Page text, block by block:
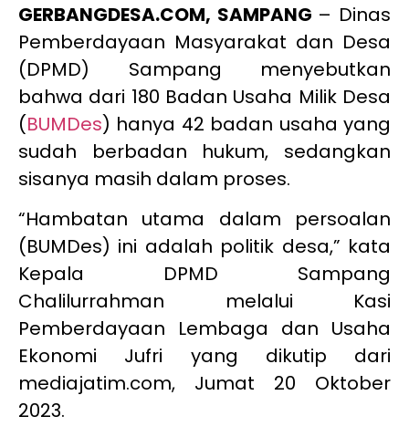
GERBANGDESA.COM, SAMPANG – Dinas
Pemberdayaan Masyarakat dan Desa
(DPMD) Sampang menyebutkan
bahwa dari 180 Badan Usaha Milik Desa
(BUMDes) hanya 42 badan usaha yang
sudah berbadan hukum, sedangkan
sisanya masih dalam proses.
“Hambatan utama dalam persoalan
(BUMDes) ini adalah politik desa,” kata
Kepala DPMD Sampang
Chalilurrahman melalui Kasi
Pemberdayaan Lembaga dan Usaha
Ekonomi Jufri yang dikutip dari
mediajatim.com, Jumat 20 Oktober
2023.